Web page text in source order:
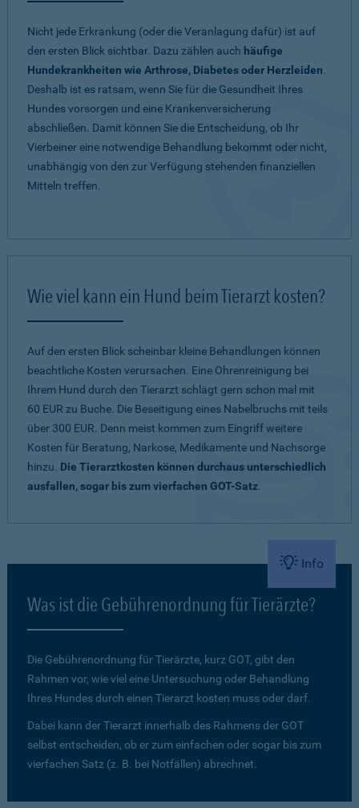
Nicht jede Erkrankung (oder die Veranlagung dafür) ist auf
den ersten Blick sichtbar. Dazu zählen auch häufige
Hundekrankheiten wie Arthrose, Diabetes oder Herzleiden.
Deshalb ist es ratsam, wenn Sie für die Gesundheit Ihres
Hundes vorsorgen und eine Krankenversicherung
abschließen. Damit können Sie die Entscheidung, ob Ihr
Vierbeiner eine notwendige Behandlung bekommt oder nicht,
unabhängig von den zur Verfügung stehenden finanziellen
Mitteln treffen.
Wie viel kann ein Hund beim Tierarzt kosten?
Auf den ersten Blick scheinbar kleine Behandlungen können
beachtliche Kosten verursachen. Eine Ohrenreinigung bei
Ihrem Hund durch den Tierarzt schlägt gern schon mal mit
60 EUR zu Buche. Die Beseitigung eines Nabelbruchs mit teils
über 300 EUR. Denn meist kommen zum Eingriff weitere
Kosten für Beratung, Narkose, Medikamente und Nachsorge
hinzu. Die Tierarztkosten können durchaus unterschiedlich
ausfallen, sogar bis zum vierfachen GOT-Satz.
Info
Was ist die Gebührenordnung für Tierärzte?
Die Gebührenordnung für Tierärzte, kurz GOT, gibt den
Rahmen vor, wie viel eine Untersuchung oder Behandlung
Ihres Hundes durch einen Tierarzt kosten muss oder darf.
Dabei kann der Tierarzt innerhalb des Rahmens der GOT
selbst entscheiden, ob er zum einfachen oder sogar bis zum
vierfachen Satz (z. B. bei Notfällen) abrechnet.